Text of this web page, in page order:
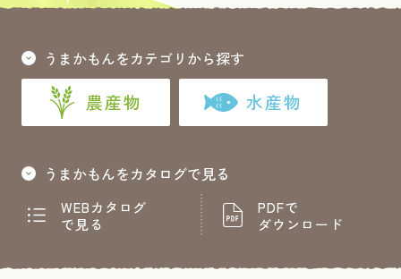
うまかもんをカテゴリから探す
農産物 水産物
うまかもんをカタログで見る
WEBカタログ
で見る
PDFで
ダウンロード